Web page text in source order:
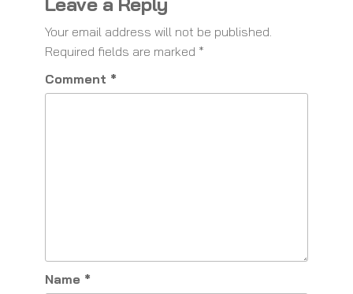
Your email address will not be published.
Required fields are marked *
Comment *
Name *